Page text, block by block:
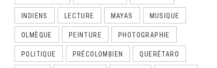
INDIENS LECTURE MAYAS MUSIQUE
OLMÈQUE PEINTURE PHOTOGRAPHIE
POLITIQUE PRÉCOLOMBIEN QUERÉTARO